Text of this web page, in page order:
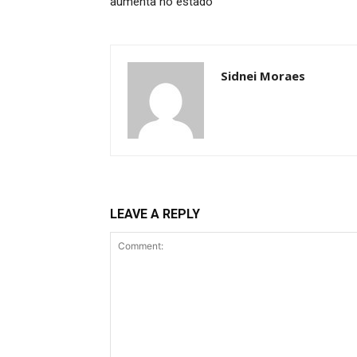
Sidnei Moraes
LEAVE A REPLY